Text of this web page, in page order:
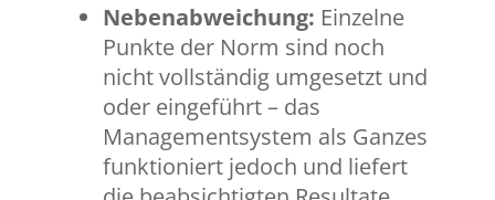
Nebenabweichung: Einzelne
Punkte der Norm sind noch
nicht vollständig umgesetzt und
oder eingeführt – das
Managementsystem als Ganzes
funktioniert jedoch und liefert